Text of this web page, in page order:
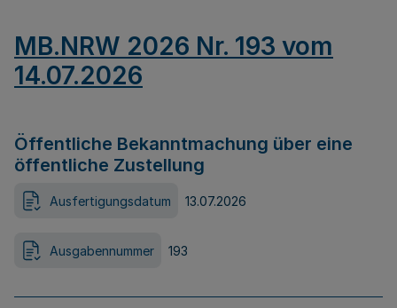
MB.NRW 2026 Nr. 193 vom
14.07.2026
Öffentliche Bekanntmachung über eine
öffentliche Zustellung
Ausfertigungsdatum 13.07.2026
Ausgabennummer 193